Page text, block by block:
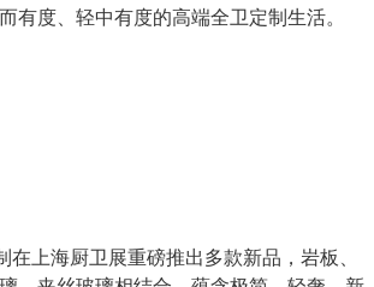
有度、轻中有度的高端全卫定制生活。
上海厨卫展重磅推出多款新品，岩板、